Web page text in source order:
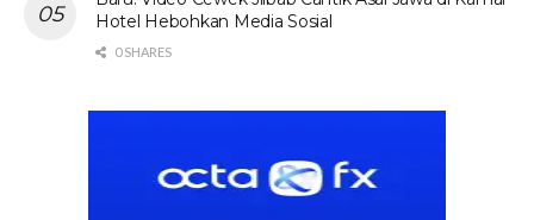
Hotel Hebohkan Media Sosial
0 SHARES